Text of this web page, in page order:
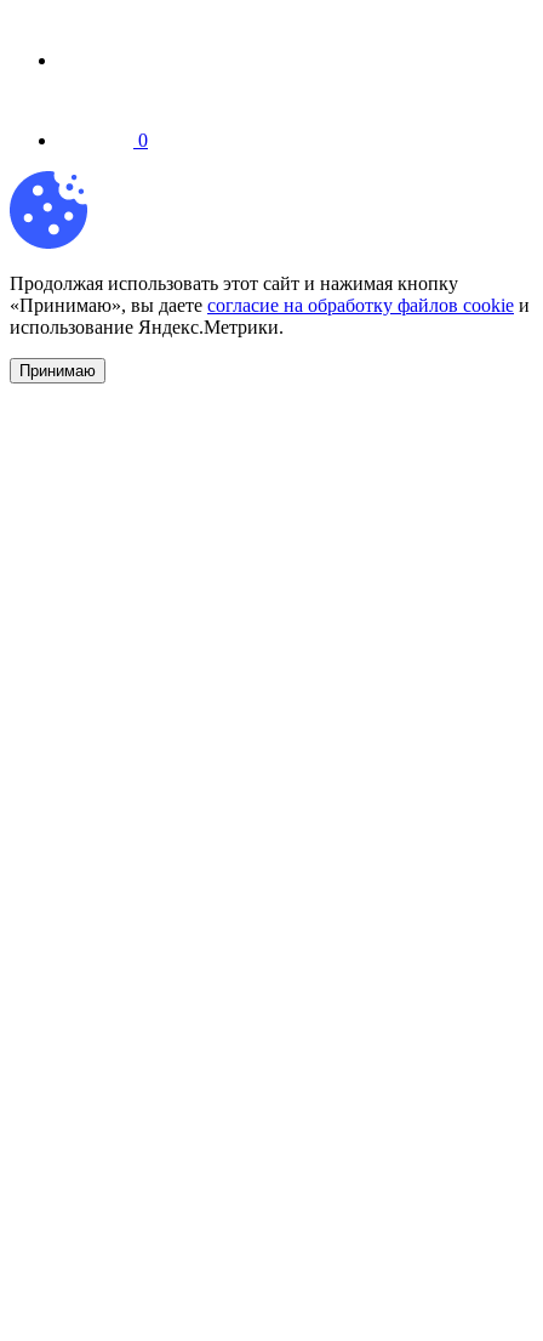
0
Продолжая использовать этот сайт и нажимая кнопку
«Принимаю», вы даете согласие на обработку файлов cookie и
использование Яндекс.Метрики.
Принимаю